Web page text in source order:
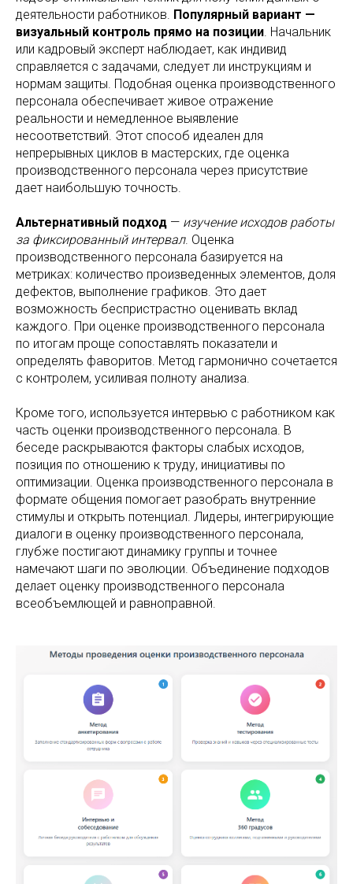
деятельности работников. Популярный вариант —
визуальный контроль прямо на позиции. Начальник
или кадровый эксперт наблюдает, как индивид
справляется с задачами, следует ли инструкциям и
нормам защиты. Подобная оценка производственного
персонала обеспечивает живое отражение
реальности и немедленное выявление
несоответствий. Этот способ идеален для
непрерывных циклов в мастерских, где оценка
производственного персонала через присутствие
дает наибольшую точность.
Альтернативный подход — изучение исходов работы
за фиксированный интервал. Оценка
производственного персонала базируется на
метриках: количество произведенных элементов, доля
дефектов, выполнение графиков. Это дает
возможность беспристрастно оценивать вклад
каждого. При оценке производственного персонала
по итогам проще сопоставлять показатели и
определять фаворитов. Метод гармонично сочетается
с контролем, усиливая полноту анализа.
Кроме того, используется интервью с работником как
часть оценки производственного персонала. В
беседе раскрываются факторы слабых исходов,
позиция по отношению к труду, инициативы по
оптимизации. Оценка производственного персонала в
формате общения помогает разобрать внутренние
стимулы и открыть потенциал. Лидеры, интегрирующие
диалоги в оценку производственного персонала,
глубже постигают динамику группы и точнее
намечают шаги по эволюции. Объединение подходов
делает оценку производственного персонала
всеобъемлющей и равноправной.